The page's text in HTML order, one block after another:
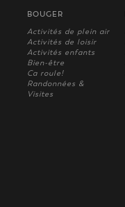
BOUGER
Activités de plein air
Activités de loisir
Activités enfants
Bien-être
Ca roule!
Randonnées &
Visites